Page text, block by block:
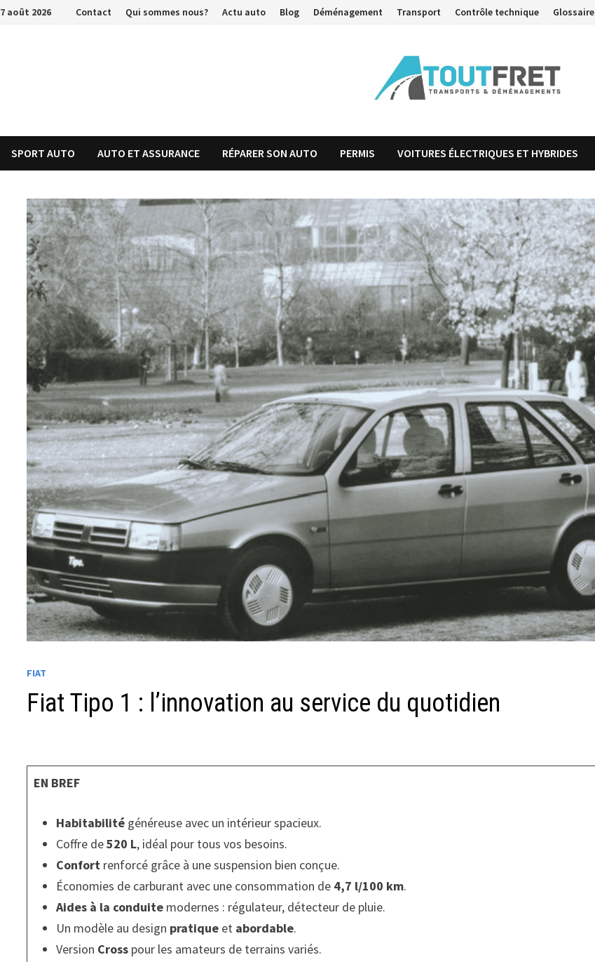
Passer
7 août 2026 Contact Qui sommes nous? Actu auto Blog Déménagement Transport Contrôle technique Glossaire
SPORT AUTO AUTO ET ASSURANCE RÉPARER SON AUTO PERMIS VOITURES ÉLECTRIQUES ET HYBRIDES
FIAT
Fiat Tipo 1 : l’innovation au service du quotidien
EN BREF
Habitabilité généreuse avec un intérieur spacieux.
Coffre de520 L, idéal pour tous vos besoins.
Confort renforcé grâce à une suspension bien conçue.
Économies de carburant avec une consommation de 4,7 l/100 km.
Aides à la conduite modernes : régulateur, détecteur de pluie.
Un modèle au design pratique et abordable.
Version Cross pour les amateurs de terrains variés.